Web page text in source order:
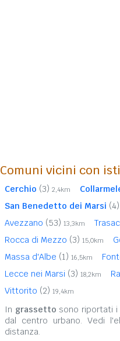
Comuni vicini con
Cerchio (3) 2,4km
San Benedetto dei Marsi (4)
Avezzano (53) 13,3km
Rocca di Mezzo (3) 15,0km
Massa d'Albe (1) 16,5km
Lecce nei Marsi (3) 18,2km
Vittorito (2) 19,4km
In grassetto sono riportati i
dal centro urbano. Vedi
distanza.